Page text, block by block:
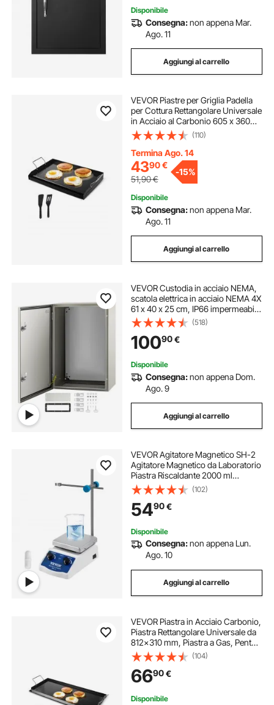
Disponibile
Consegna:non appena Mar.
Ago. 11
Aggiungi al carrello
VEVOR Piastre per Griglia Padella
per Cottura Rettangolare Universale
in Acciaio al Carbonio 605 x 360
mm 2 Pezzi, Piastra per Cucina per
Barbecue Pentolame Portatile per
Feste Campeggio Cottura
(110)
Termina Ago. 14
4390€
51,90€
-15%
Disponibile
Consegna:non appena Mar.
Ago. 11
Aggiungi al carrello
VEVOR Custodia in acciaio NEMA,
scatola elettrica in acciaio NEMA 4X
61 x 40 x 25 cm, IP66 impermeabile
e antipolvere, scatola di giunzione
elettrica per esterni/interni, con
piastra di montaggio
(518)
10090€
Disponibile
Consegna:non appena Dom.
Ago. 9
Aggiungi al carrello
VEVOR Agitatore Magnetico SH-2
Agitatore Magnetico da Laboratorio
Piastra Riscaldante 2000 ml
Capacità di Miscelazione con
Piastra Riscaldante Miscelatore
Riscaldante Display Digitale
(102)
5490€
Disponibile
Consegna:non appena Lun.
Ago. 10
Aggiungi al carrello
VEVOR Piastra in Acciaio Carbonio,
Piastra Rettangolare Universale da
812x310 mm, Piastra a Gas, Pentole
da Fornello Portatili per Famiglie
con Manico, per Campeggio Festa
Eventi da Esterno
(104)
6690€
Disponibile